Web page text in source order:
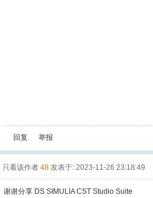
回复 举报
只看该作者 48 发表于: 2023-11-26 23:18:49
谢谢分享 DS SIMULIA CST Studio Suite